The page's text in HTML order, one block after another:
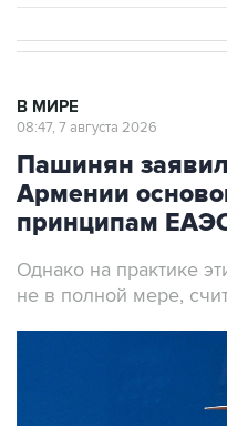
В МИРЕ
08:47, 7 августа 2026
Пашинян
Армении
принципам
Однако на практике
не в полной мере,